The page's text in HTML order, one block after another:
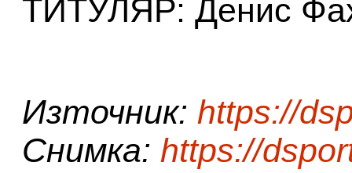
ТИТУЛЯР: Денис
Източник: https://
Снимка: https://